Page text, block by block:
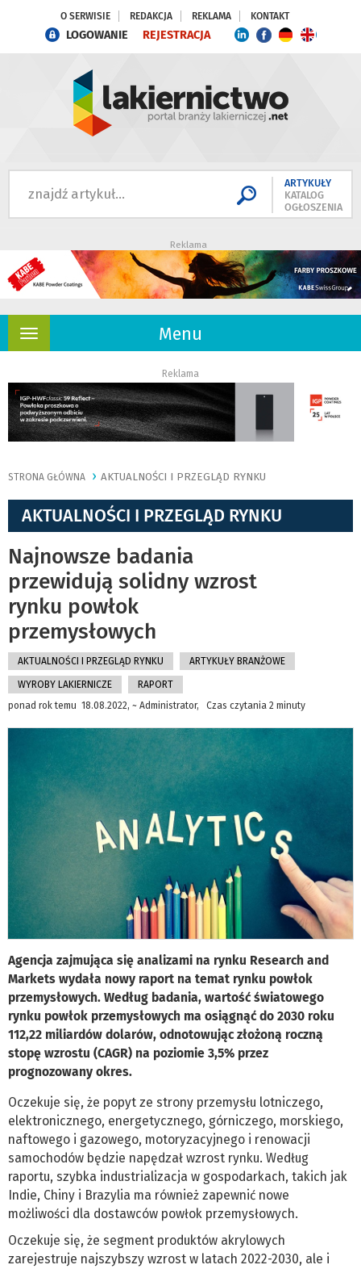
O SERWISIE REDAKCJA REKLAMA KONTAKT
LOGOWANIE REJESTRACJA
ARTYKUŁY
KATALOG
OGŁOSZENIA
Reklama
Menu
Rozwiń
Reklama
STRONA GŁÓWNA AKTUALNOŚCI I PRZEGLĄD RYNKU
AKTUALNOŚCI I PRZEGLĄD RYNKU
Najnowsze badania
przewidują solidny wzrost
rynku powłok
przemysłowych
AKTUALNOŚCI I PRZEGLĄD RYNKU ARTYKUŁY BRANŻOWE
WYROBY LAKIERNICZE
RAPORT
ponad rok temu 18.08.2022, ~ Administrator, Czas czytania 2 minuty
Agencja zajmująca się analizami na rynku Research and
Markets wydała nowy raport na temat rynku powłok
przemysłowych. Według badania, wartość światowego
rynku powłok przemysłowych ma osiągnąć do 2030 roku
112,22 miliardów dolarów, odnotowując złożoną roczną
stopę wzrostu (CAGR) na poziomie 3,5% przez
prognozowany okres.
Oczekuje się, że popyt ze strony przemysłu lotniczego,
elektronicznego, energetycznego, górniczego, morskiego,
naftowego i gazowego, motoryzacyjnego i renowacji
samochodów będzie napędzał wzrost rynku. Według
raportu, szybka industrializacja w gospodarkach, takich jak
Indie, Chiny i Brazylia ma również zapewnić nowe
możliwości dla dostawców powłok przemysłowych.
Oczekuje się, że segment produktów akrylowych
zarejestruje najszybszy wzrost w latach 2022-2030, ale i